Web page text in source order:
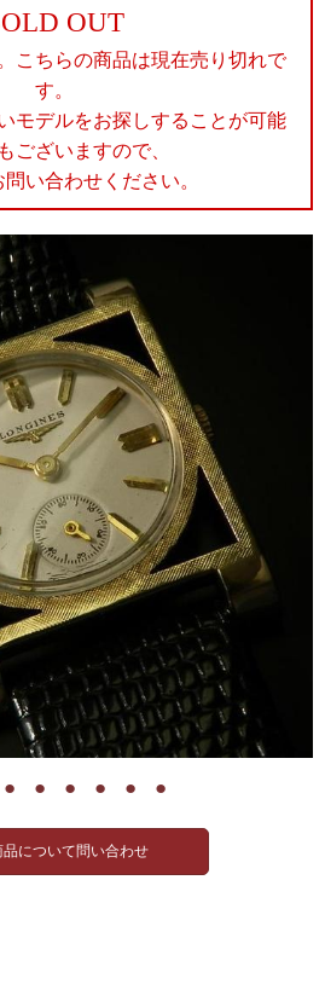
OUT
こちらの商品は現在売り切れで
す。
モデルをお探しすることが可能
ございますので、
い合わせください。
● ● ● ● ● ●